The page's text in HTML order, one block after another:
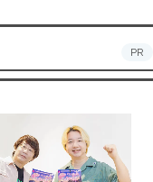
PR